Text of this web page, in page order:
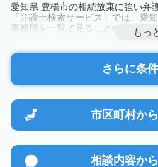
愛知県 豊橋市の相続放棄に強い弁
「弁護士検索サービス」では、愛
事務所を一覧で見ることが出来ま
いる方は一度近隣の弁護士に相談
もっ
さらに条
市区町村から
相談内容から